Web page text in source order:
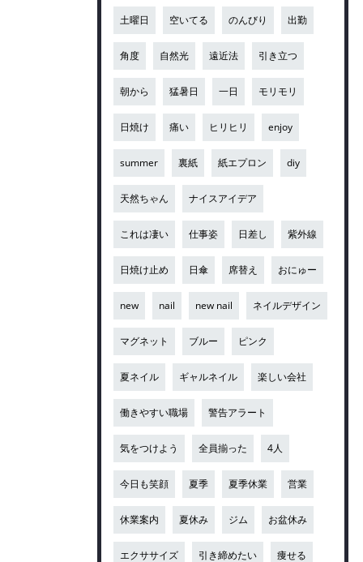
土曜日 空いてる のんびり 出勤
角度 自然光 遠近法 引き立つ
朝から 猛暑日 一日 モリモリ
日焼け 痛い ヒリヒリ enjoy
summer 裏紙 紙エプロン diy
天然ちゃん ナイスアイデア
これは凄い 仕事姿 日差し 紫外線
日焼け止め 日傘 席替え おにゅー
new nail new nail ネイルデザイン
マグネット ブルー ピンク
夏ネイル ギャルネイル 楽しい会社
働きやすい職場 警告アラート
気をつけよう 全員揃った 4人
今日も笑顔 夏季 夏季休業 営業
休業案内 夏休み ジム お盆休み
エクササイズ 引き締めたい 痩せる